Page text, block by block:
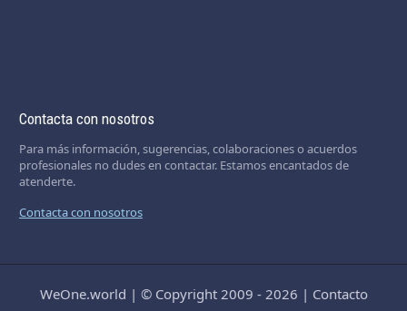
Contacta con nosotros
Para más información, sugerencias, colaboraciones o acuerdos
profesionales no dudes en contactar. Estamos encantados de
atenderte.
Contacta con nosotros
WeOne.world | © Copyright 2009 - 2026 | Contacto